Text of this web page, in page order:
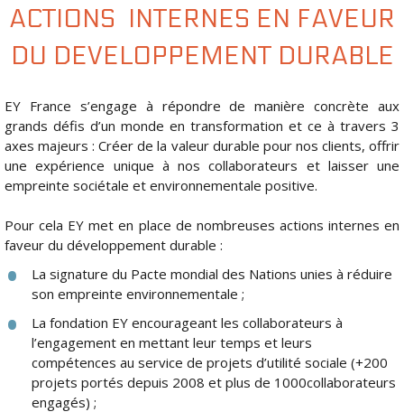
ACTIONS INTERNES EN FAVEUR
DU DEVELOPPEMENT DURABLE
EY France s’engage à répondre de manière concrète aux
grands défis d’un monde en transformation et ce à travers 3
axes majeurs : Créer de la valeur durable pour nos clients, offrir
une expérience unique à nos collaborateurs et laisser une
empreinte sociétale et environnementale positive.
Pour cela EY met en place de nombreuses actions internes en
faveur du développement durable :
La signature du Pacte mondial des Nations unies à réduire
son empreinte environnementale ;
La fondation EY encourageant les collaborateurs à
l’engagement en mettant leur temps et leurs
compétences au service de projets d’utilité sociale (+200
projets portés depuis 2008 et plus de 1000collaborateurs
engagés) ;